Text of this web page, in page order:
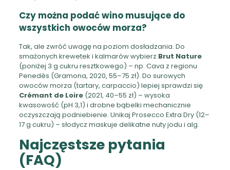
Czy można podać wino musujące do
wszystkich owoców morza?
Tak, ale zwróć uwagę na poziom dosładzania. Do
smażonych krewetek i kalmarów wybierz Brut Nature
(poniżej 3 g cukru resztkowego) – np. Cava z regionu
Penedès (Gramona, 2020, 55–75 zł). Do surowych
owoców morza (tartary, carpaccio) lepiej sprawdzi się
Crémant de Loire(2021, 40–55 zł) – wysoka
kwasowość (pH 3,1) i drobne bąbelki mechanicznie
oczyszczają podniebienie. Unikaj Prosecco Extra Dry (12–
17 g cukru) – słodycz maskuje delikatne nuty jodu i alg.
Najczęstsze pytania
(FAQ)